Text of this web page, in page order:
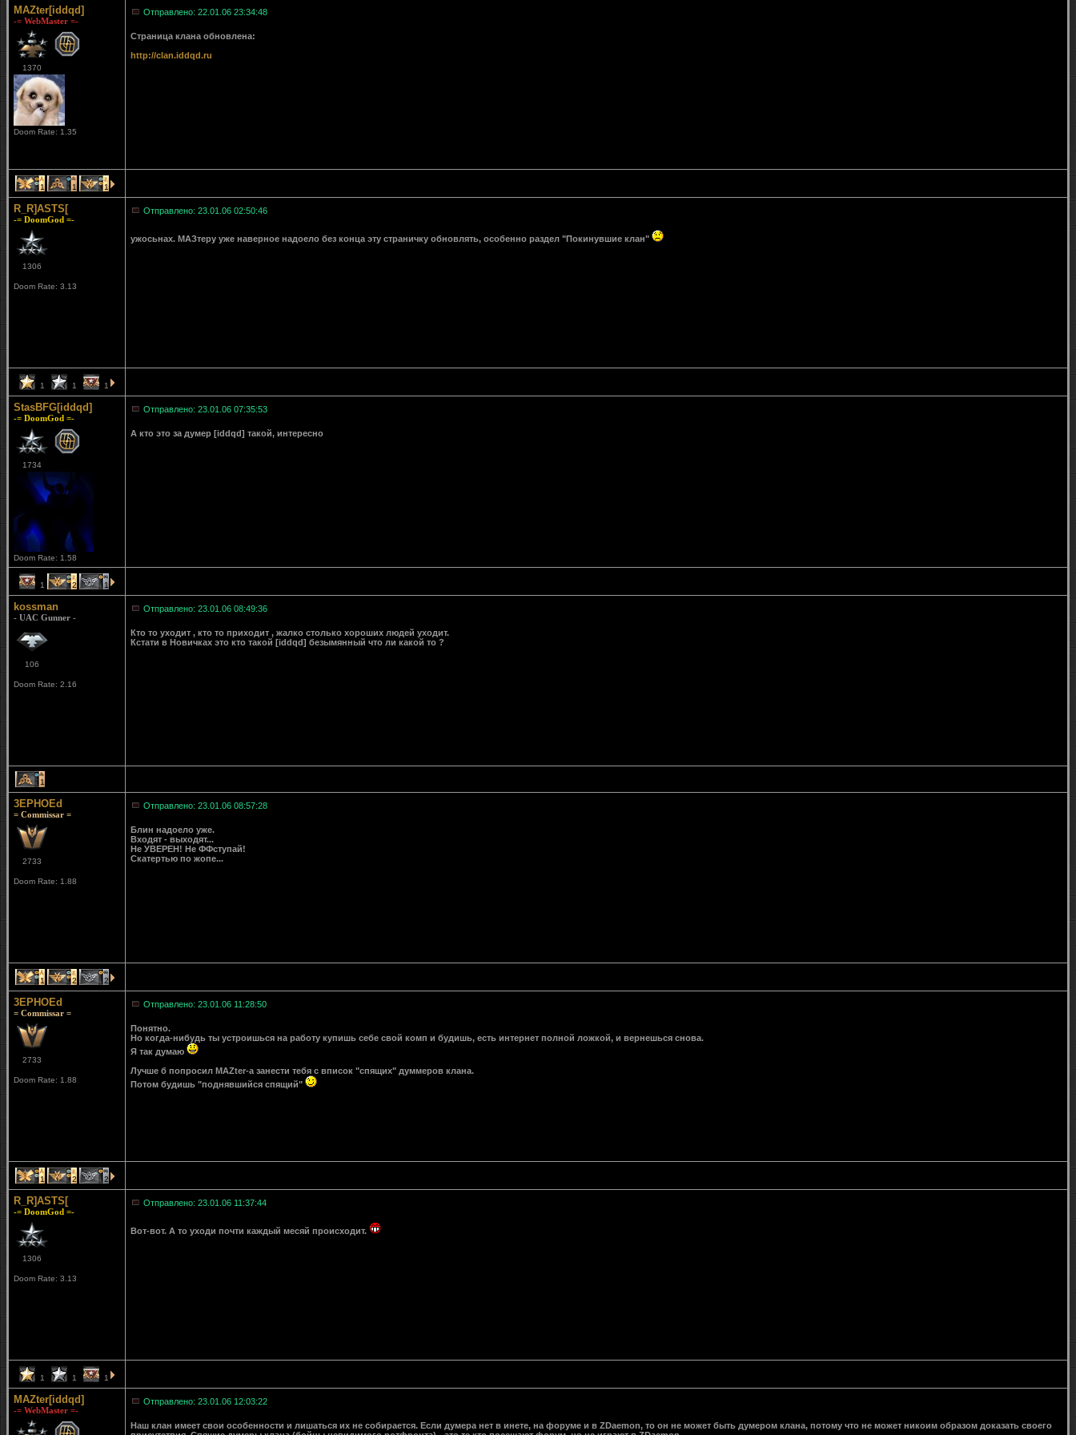
MAZter[iddqd]
-= WebMaster =-
1370
Doom Rate: 1.35
Отправлено: 22.01.06 23:34:48
Страница клана обновлена:
http://clan.iddqd.ru
1 1 1
R_R]ASTS[
-= DoomGod =-
1306
Doom Rate: 3.13
Отправлено: 23.01.06 02:50:46
ужосьнах. МАЗтеру уже наверное надоело без конца эту страничку обновлять, особенно раздел "Покинувшие клан"
1 1 1
StasBFG[iddqd]
-= DoomGod =-
1734
Doom Rate: 1.58
Отправлено: 23.01.06 07:35:53
А кто это за думер [iddqd] такой, интересно
1 2 1
kossman
- UAC Gunner -
106
Doom Rate: 2.16
Отправлено: 23.01.06 08:49:36
Кто то уходит , кто то приходит , жалко столько хороших людей уходит.
Кстати в Новичках это кто такой [iddqd] безымянный что ли какой то ?
1
3EPHOEd
= Commissar =
2733
Doom Rate: 1.88
Отправлено: 23.01.06 08:57:28
Блин надоело уже.
Входят - выходят...
Не УВЕРЕН! Не ФФступай!
Скатертью по жопе...
1 2 2
3EPHOEd
= Commissar =
2733
Doom Rate: 1.88
Отправлено: 23.01.06 11:28:50
Понятно.
Но когда-нибудь ты устроишься на работу купишь себе свой комп и будишь, есть интернет полной ложкой, и вернешься снова.
Я так думаю
Лучше б попросил MAZter-а занести тебя с вписок "спящих" думмеров клана.
Потом будишь "поднявшийся спящий"
1 2 2
R_R]ASTS[
-= DoomGod =-
1306
Doom Rate: 3.13
Отправлено: 23.01.06 11:37:44
Вот-вот. А то уходи почти каждый месяй происходит.
1 1 1
MAZter[iddqd]
-= WebMaster =-
Отправлено: 23.01.06 12:03:22
Наш клан имеет свои особенности и лишаться их не собирается. Если думера нет в инете, на форуме и в ZDaemon, то он не может быть думером клана, потому что не может никоим образом доказать своего